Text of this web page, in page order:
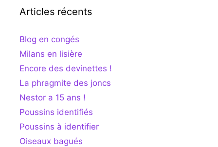
Articles récents
Blog en congés
Milans en lisière
Encore des devinettes !
La phragmite des joncs
Nestor a 15 ans !
Poussins identifiés
Poussins à identifier
Oiseaux bagués